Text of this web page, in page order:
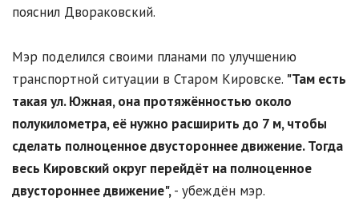
пояснил Двораковский.
Мэр поделился своими планами по улучшению
транспортной ситуации в Старом Кировске. "Там есть
такая ул. Южная, она протяжённостью около
полукилометра, её нужно расширить до 7 м, чтобы
сделать полноценное двустороннее движение. Тогда
весь Кировский округ перейдёт на полноценное
двустороннее движение",- убеждён мэр.